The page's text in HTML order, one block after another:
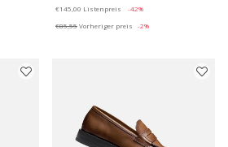
€145,00 Listenpreis
-42%
€85,55Vorheriger preis -2%